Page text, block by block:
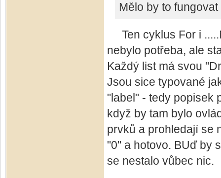
Mělo by to
Ten cyklus For i
nebylo potřeba, ale
Každý list má svou
Jsou sice typované
"label" - tedy popisek
když by tam bylo
prvků a prohledají se
"0" a hotovo. BUď by
se nestalo vůbec nic.